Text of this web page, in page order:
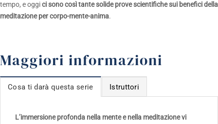
tempo, e oggici sono così tante solide prove scientifiche sui benefici della
meditazione per corpo-mente-anima.
Maggiori informazioni
Cosa ti darà questa serie Istruttori
L’immersione profonda nella mente e nella meditazione vi